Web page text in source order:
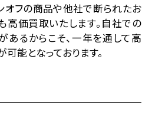
オフの商品や他社で断られたお
高価買取いたします。自社での
あるからこそ、一年を通して高
能となっております。